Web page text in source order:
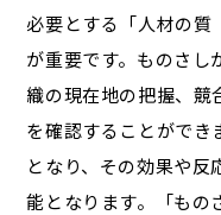
必要とする「人材の質
が重要です。ものさし
織の現在地の把握、競
を確認することができ
となり、その効果や
能となります。「もの